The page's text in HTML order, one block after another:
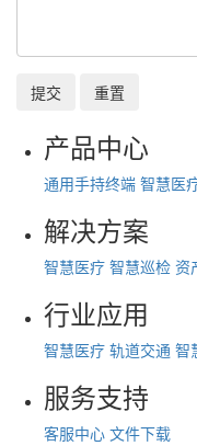
提交 重置
产品中心
通用手持终端 智慧医
解决方案
智慧医疗 智慧巡检 资
行业应用
智慧医疗 轨道交通 智
服务支持
客服中心 文件下载